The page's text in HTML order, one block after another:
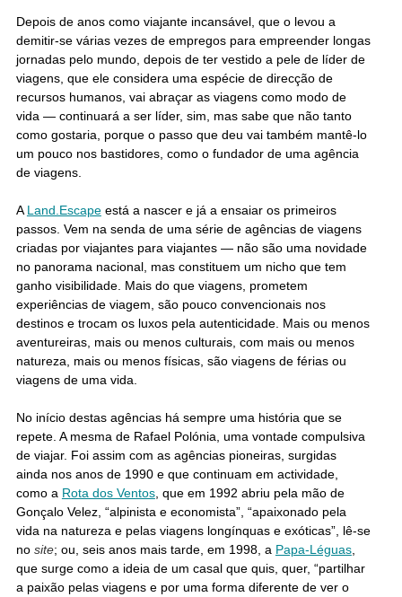
Depois de anos como viajante incansável, que o levou a
demitir-se várias vezes de empregos para empreender longas
jornadas pelo mundo, depois de ter vestido a pele de líder de
viagens, que ele considera uma espécie de direcção de
recursos humanos, vai abraçar as viagens como modo de
vida — continuará a ser líder, sim, mas sabe que não tanto
como gostaria, porque o passo que deu vai também mantê-lo
um pouco nos bastidores, como o fundador de uma agência
de viagens.
A Land.Escapeestá a nascer e já a ensaiar os primeiros
passos. Vem na senda de uma série de agências de viagens
criadas por viajantes para viajantes — não são uma novidade
no panorama nacional, mas constituem um nicho que tem
ganho visibilidade. Mais do que viagens, prometem
experiências de viagem, são pouco convencionais nos
destinos e trocam os luxos pela autenticidade. Mais ou menos
aventureiras, mais ou menos culturais, com mais ou menos
natureza, mais ou menos físicas, são viagens de férias ou
viagens de uma vida.
No início destas agências há sempre uma história que se
repete. A mesma de Rafael Polónia, uma vontade compulsiva
de viajar. Foi assim com as agências pioneiras, surgidas
ainda nos anos de 1990 e que continuam em actividade,
como a Rota dos Ventos, que em 1992 abriu pela mão de
Gonçalo Velez, “alpinista e economista”, “apaixonado pela
vida na natureza e pelas viagens longínquas e exóticas”, lê-se
no site; ou, seis anos mais tarde, em 1998, a Papa-Léguas,
que surge como a ideia de um casal que quis, quer, “partilhar
a paixão pelas viagens e por uma forma diferente de ver o